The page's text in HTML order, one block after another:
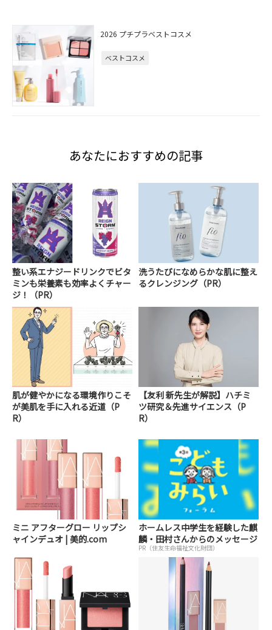
2026 プチプラベストコスメ
ベストコスメ
あなたにおすすめの記事
整い系エナジードリンクでビタ
ミンも栄養素も効率よくチャー
ジ！（PR）
洗うたびになめらかな肌に整え
るクレンジング（PR）
肌が健やかになる環境作りこそ
が美肌を手に入れる近道（P
R）
【友利 新先生が解説】ハチミ
ツ研究＆先進サイエンス（P
R）
ミニ アフターグロー リップシ
ャインデュオ | 美的.com
ホームレス中学生を経験した麒
麟・田村さんからのメッセージ
PR（住友生命福祉文化財団）